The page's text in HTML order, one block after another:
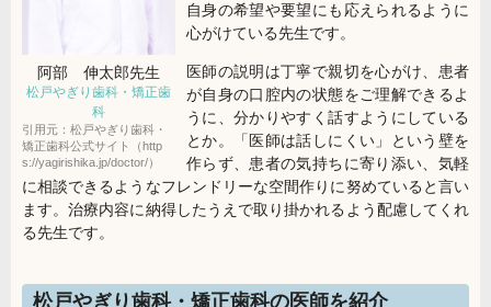
阿部 伸太郎先生
松戸やぎり歯科・矯正歯
科
引用元：松戸やぎり歯科・
矯正歯科公式サイト（http
s://yagirishika.jp/doctor/）
自身の希望や要望にも応えられるように
心がけている先生です。
医師の説明は丁寧で親切を心がけ、患者
が自身の口腔内の状態をご理解できるよ
うに、分かりやすく話すようにしている
とか。「医師は話しにくい」という壁を
作らず、患者の気持ちに寄り添い、気軽
に相談できるようなフレンドリーな空間作りに努めていると言い
ます。治療内容に納得したうえで取り掛かれるよう配慮してくれ
る先生です。
松戸やぎり歯科・矯正歯科の医師を紹介